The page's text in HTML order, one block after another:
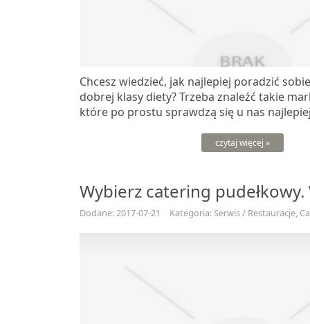
Chcesz wiedzieć, jak najlepiej poradzić
dobrej klasy diety? Trzeba znaleźć takie
które po prostu sprawdzą się u nas
czytaj więcej »
Wybierz catering pudełkowy.
Dodane: 2017-07-21 Kategoria: Serwis / Restauracje,